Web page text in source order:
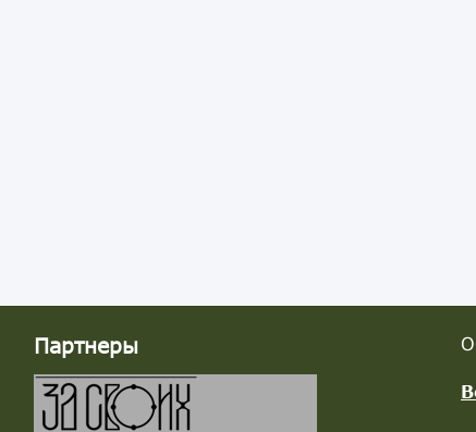
Партнеры